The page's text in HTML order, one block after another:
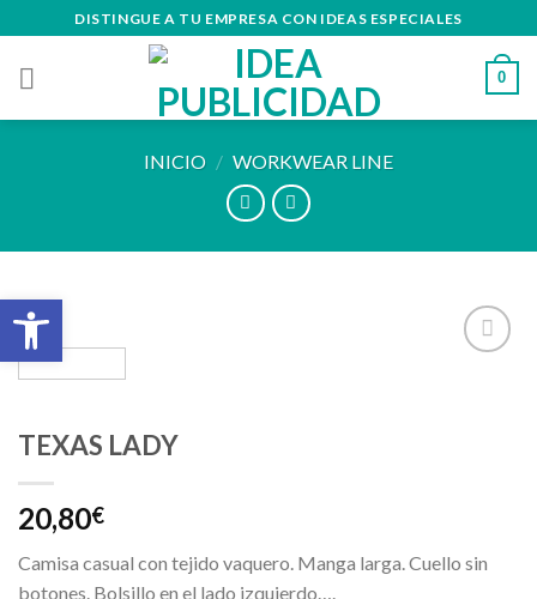
to
content
DISTINGUE A TU EMPRESA CON IDEAS ESPECIALES
0
INICIO / WORKWEAR LINE
TEXAS LADY
20,80€
Camisa casual con tejido vaquero. Manga larga. Cuello sin
botones. Bolsillo en el lado izquierdo….
Abrir barra de herramientas